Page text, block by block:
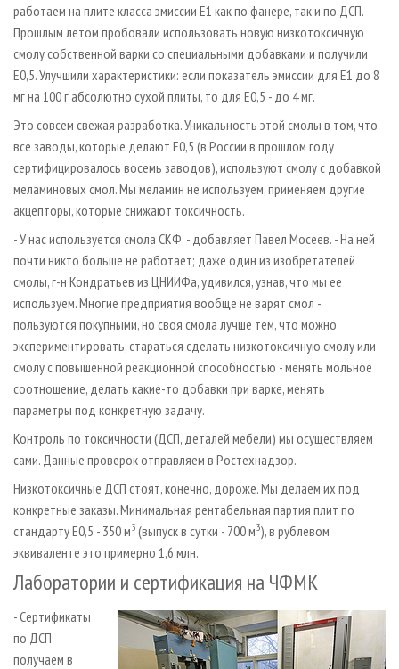
работаем на плите класса эмиссии Е1 как по фанере, так и по ДСП.
Прошлым летом пробовали использовать новую низкотоксичную
смолу собственной варки со специальными добавками и получили
Е0,5. Улучшили характеристики: если показатель эмиссии для Е1 до 8
мг на 100 г абсолютно сухой плиты, то для Е0,5 - до 4 мг.
Это совсем свежая разработка. Уникальность этой смолы в том, что
все заводы, которые делают Е0,5 (в России в прошлом году
сертифицировалось восемь заводов), используют смолу с добавкой
меламиновых смол. Мы меламин не используем, применяем другие
акцепторы, которые снижают токсичность.
- У нас используется смола СКФ, - добавляет Павел Мосеев. - На ней
почти никто больше не работает; даже один из изобретателей
смолы, г-н Кондратьев из ЦНИИФа, удивился, узнав, что мы ее
используем. Многие предприятия вообще не варят смол -
пользуются покупными, но своя смола лучше тем, что можно
экспериментировать, стараться сделать низкотоксичную смолу или
смолу с повышенной реакционной способностью - менять мольное
соотношение, делать какие-то добавки при варке, менять
параметры под конкретную задачу.
Контроль по токсичности (ДСП, деталей мебели) мы осуществляем
сами. Данные проверок отправляем в Ростехнадзор.
Низкотоксичные ДСП стоят, конечно, дороже. Мы делаем их под
конкретные заказы. Минимальная рентабельная партия плит по
стандарту E0,5 - 350 м3 (выпуск в сутки - 700 м3), в рублевом
эквиваленте это примерно 1,6 млн.
Лаборатории и сертификация на ЧФМК
- Сертификаты
по ДСП
получаем в